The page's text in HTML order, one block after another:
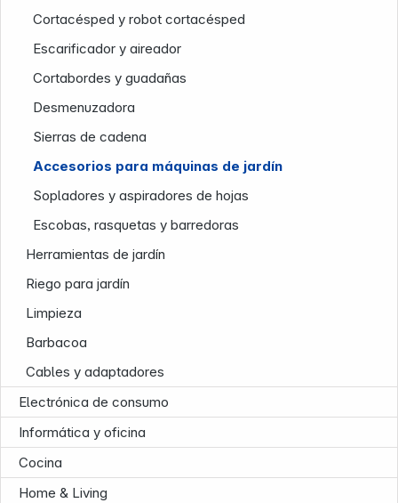
Cortacésped y robot cortacésped
Escarificador y aireador
Cortabordes y guadañas
Desmenuzadora
Sierras de cadena
Accesorios para máquinas de jardín
Sopladores y aspiradores de hojas
Escobas, rasquetas y barredoras
Herramientas de jardín
Riego para jardín
Limpieza
Barbacoa
Cables y adaptadores
Electrónica de consumo
Informática y oficina
Cocina
Home & Living
Nuestra empresa